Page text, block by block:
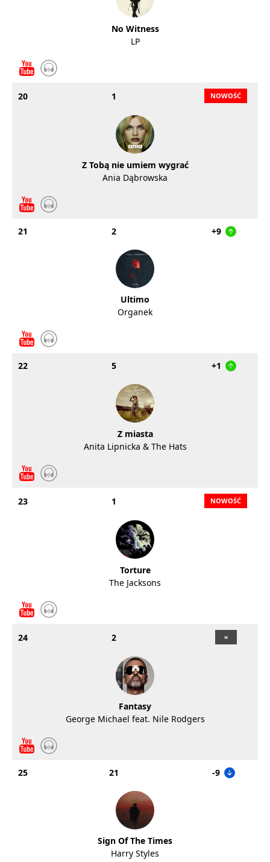
No Witness
LP
20 1
Z Tobą nie umiem wygrać
Ania Dąbrowska
21 2 +9
Ultimo
Organek
22 5 +1
Z miasta
Anita Lipnicka & The Hats
23 1
Torture
The Jacksons
24 2
Fantasy
George Michael feat. Nile Rodgers
25 21 -9
Sign Of The Times
Harry Styles